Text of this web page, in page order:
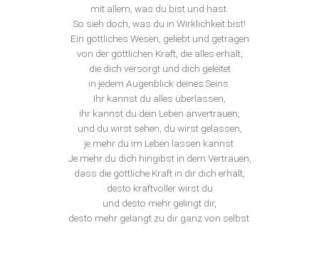
mit allem, was du bist und hast.
So sieh doch, was du in Wirklichkeit bist!
Ein göttliches Wesen, geliebt und getragen
von der göttlichen Kraft, die alles erhält,
die dich versorgt und dich geleitet
in jedem Augenblick deines Seins.
Ihr kannst du alles überlassen,
ihr kannst du dein Leben anvertrauen,
und du wirst sehen, du wirst gelassen,
je mehr du im Leben lassen kannst.
Je mehr du dich hingibst in dem Vertrauen,
dass die göttliche Kraft in dir dich erhält,
desto kraftvoller wirst du
und desto mehr gelingt dir,
desto mehr gelangt zu dir ganz von selbst.